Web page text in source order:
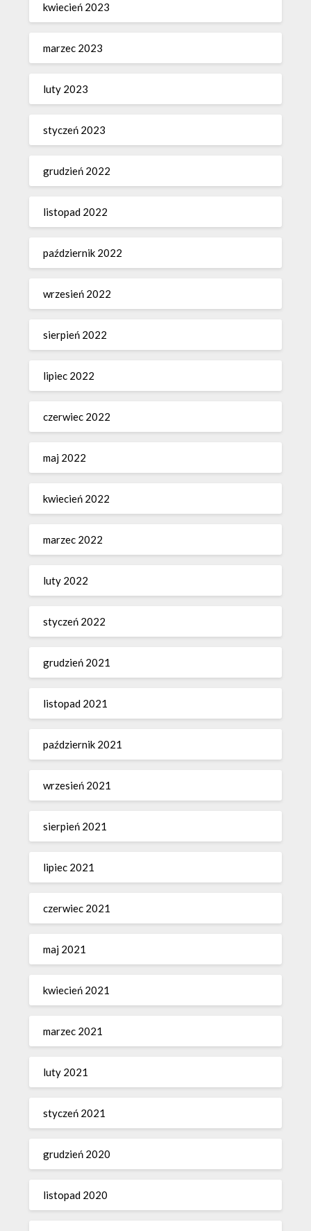
kwiecień 2023
marzec 2023
luty 2023
styczeń 2023
grudzień 2022
listopad 2022
październik 2022
wrzesień 2022
sierpień 2022
lipiec 2022
czerwiec 2022
maj 2022
kwiecień 2022
marzec 2022
luty 2022
styczeń 2022
grudzień 2021
listopad 2021
październik 2021
wrzesień 2021
sierpień 2021
lipiec 2021
czerwiec 2021
maj 2021
kwiecień 2021
marzec 2021
luty 2021
styczeń 2021
grudzień 2020
listopad 2020